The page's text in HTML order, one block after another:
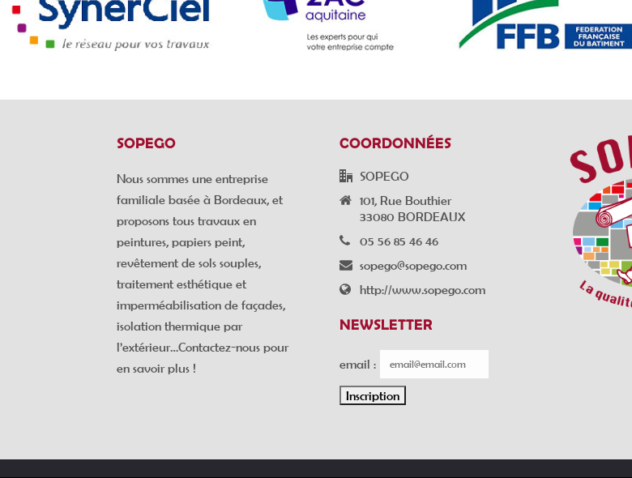
SOPEGO
Nous sommes une entreprise
familiale basée à Bordeaux, et
proposons tous travaux en
peintures, papiers peint,
revêtement de sols souples,
traitement esthétique et
imperméabilisation de façades,
isolation thermique par
l’extérieur…Contactez-nous pour
en savoir plus !
COORDONNÉES
SOPEGO
101, Rue Bouthier
33080 BORDEAUX
05 56 85 46 46
sopego@sopego.com
http://www.sopego.com
NEWSLETTER
email :